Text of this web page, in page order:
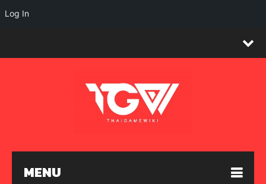
MENU
Log In